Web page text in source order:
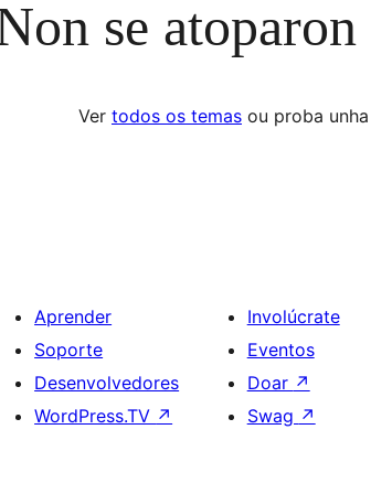
se
Ver todos os temas ou proba
Aprender
Soporte
Desenvolvedores
WordPress.TV ↗
Involúcrate
Eventos
Doar ↗
Swag ↗